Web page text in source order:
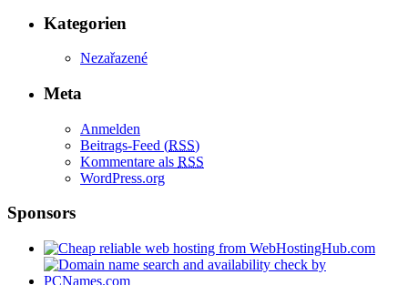
Kategorien
Nezařazené
Meta
Anmelden
Beitrags-Feed (RSS)
Kommentare als RSS
WordPress.org
Sponsors